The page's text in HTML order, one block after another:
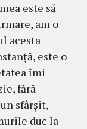
este să
am o
acesta
este o
îmi
fără
sfârșit,
duc la